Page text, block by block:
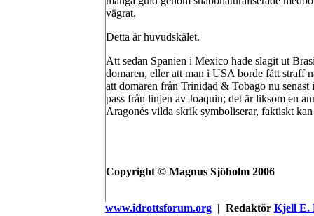
vägrat.
Detta är huvudskälet.
Att sedan Spanien i Mexico hade slagit ut
domaren, eller att man i USA borde fått straff
att domaren från Trinidad & Tobago nu
pass från linjen av Joaquin; det är liksom en
Aragonés vilda skrik symboliserar, faktiskt
Copyright © Magnus Sjöholm 2006
www.idrottsforum.org | Redaktör Kjell E.